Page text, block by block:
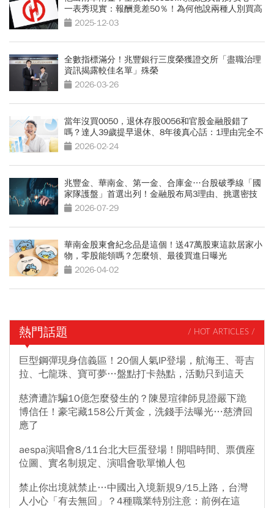
一表秀現實：報酬竟差50％！為何他說兩種人別買高
股息2025-12-03
全數指標滿分！兆豐銀行三度榮獲證交所「盡職治理
資訊揭露較佳名單」殊榮
2026-03-26
當年沒買0050，退休存股0056和官股金融股錯了
嗎？達人39歲提早退休、8年後真心話：1理由完全不
後悔2026-02-24
兆豐金、華南金、第一金、合庫金…台股破季線「國
家隊護盤」首選出列！金融股布局3理由、挑選密技
曝光2026-07-29
華南金股東會紀念品是這個！送47萬股東這款居家小
物，零股能領嗎？怎麼領、最後買進日曝光
2026-04-02
熱門話題 / HOT ARTICLES /
巨型鋼彈現身信義區！20個人氣IP登場，航海王、哥吉
拉、七龍珠、寶可夢…盤點打卡熱點，活動只到這天
慈濟遭詐騙10億怎麼發生的？陳昱瑄律師見證嚴下跪
博信任！豪宅藏158公斤黃金，洗錢手法曝光…慈濟回
應了
aespa演唱會8/11台北大巨蛋登場！開唱時間、票價座
位圖、實名制規定、演唱會歌單懶人包
禁止你出境就禁止…中國出入境新規9/15上路，台灣
人小心「有去無回」？4種職業特別注意：前例在這